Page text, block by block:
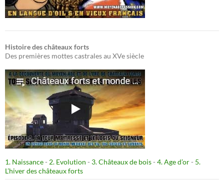
Histoire des châteaux forts
Des premières mottes castrales au XVe siècle
1. Naissance- 2. Evolution - 3. Châteaux de bois- 4. Age d’or- 5.
L’hiver des châteaux forts